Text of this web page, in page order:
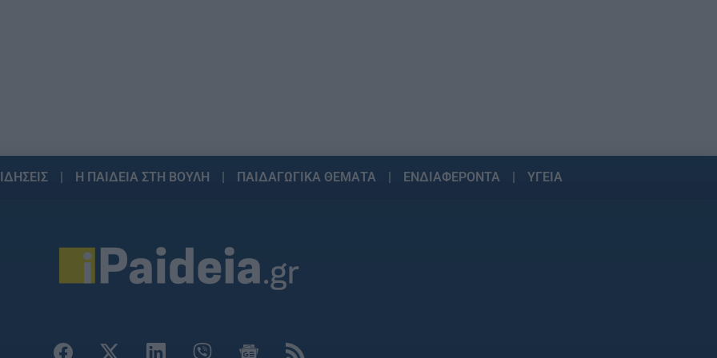
Η ΠΑΙΔΕΙΑ ΣΤΗ ΒΟΥΛΗ ΠΑΙΔΑΓΩΓΙΚΑ ΘΕΜΑΤΑ ΕΝΔΙΑΦΕΡΟΝΤΑ ΥΓΕΙΑ